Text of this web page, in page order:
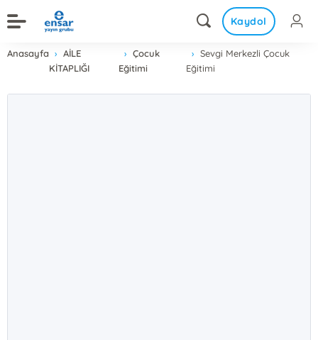
Kaydol
Anasayfa
AİLE
KİTAPLIĞI
Çocuk
Eğitimi
Sevgi Merkezli Çocuk
Eğitimi